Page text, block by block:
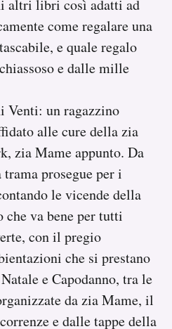
altri libri così adatti ad
come regalare una
e quale regalo
e dalle mille
un ragazzino
alle cure della zia
zia Mame appunto. Da
prosegue per i
le vicende della
va bene per tutti
con il pregio
che si prestano
e Capodanno, tra le
da zia Mame, il
e dalle tappe della